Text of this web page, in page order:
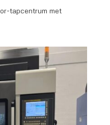
tapcentrum met